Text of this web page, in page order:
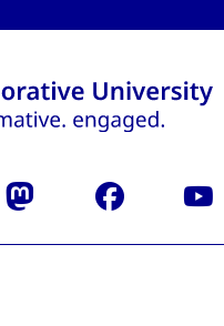
Mastodon Facebook